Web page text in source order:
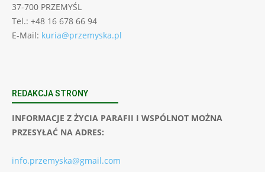
37-700 PRZEMYŚL
Tel.: +48 16 678 66 94
E-Mail: kuria@przemyska.pl
REDAKCJA STRONY
INFORMACJE Z ŻYCIA PARAFII I WSPÓLNOT MOŻNA
PRZESYŁAĆ NA ADRES:
info.przemyska@gmail.com